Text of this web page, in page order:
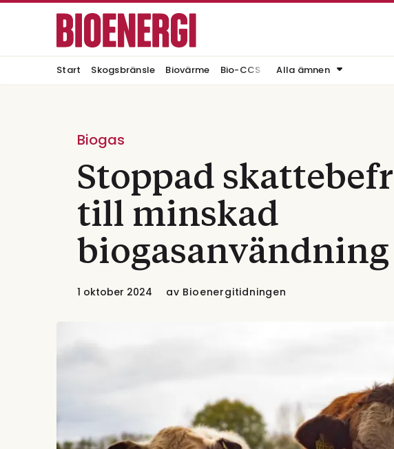
Start Skogsbränsle Biovärme Bio-CCS Alla ämnen
Biogas
Stoppad
till minskad
biogasanvändning
1 oktober 2024 av Bioenergitidningen